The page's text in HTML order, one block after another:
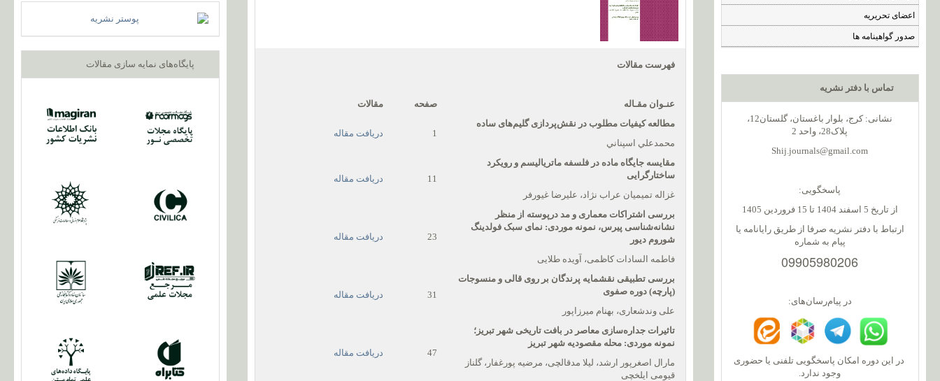
اعضای تحریریه
صدور گواهینامه ها
تماس با دفتر نشریه
نشانی: کرج، بلوار باغستان، گلستان12،
پلاک28، واحد 2
Shij.journals@gmail.com
پاسخگویی:
از تاریخ 5 اسفند 1404 تا 15 فروردین 1405
ارتباط با دفتر نشریه صرفا از طریق رایانامه یا
پیام به شماره
09905980206
در پیام‌رسان‌های:
در این دوره امکان پاسخگویی تلفنی یا حضوری
وجود ندارد.
فهرست مقالات
عنـوان مقـاله صفحه
مقالات
مطالعه کیفیات مطلوب در نقش‌پردازی گلیم‌های ساده
1
دریافت مقاله
محمدعلي اسپناني
مقایسه جایگاه ماده در فلسفه ماتریالیسم و رویکرد
ساختارگرایی
11
دریافت مقاله
غزاله تمیمیان عراب نژاد، علیرضا غیورفر
بررسی اشتراکات معماری و مد درپوسته از منظر
نشانه‌شناسی پیرس، نمونه موردی: نمای سبک فولدینگ
شوروم دیور
23 دریافت مقاله
فاطمه السادات کاظمی، آویده طلایی
بررسی تطبیقی نقشمایه پرندگان بر روی قالی و منسوجات
(پارچه) دوره صفوی
31
دریافت مقاله
علی وندشعاری، بهنام میرزاپور
تاثیرات جداره‌سازی معاصر در بافت تاریخی شهر تبریز؛
نمونه موردی: محله مقصودیه شهر تبریز
47
دریافت مقاله
مارال اصغرپور ارشد، لیلا مدقالچی، مرضیه پورغفار، گلناز
قیومی ایلخچی
پایگاه‌های نمایه سازی مقالات